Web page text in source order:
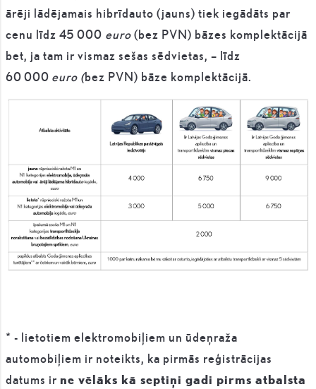
ārēji lādējamais hibrīdauto (jauns) tiek iegādāts par
cenu līdz 45 000 euro(bez PVN) bāzes komplektācijā
bet, ja tam ir vismaz sešas sēdvietas, – līdz
60 000 euro (bez PVN) bāze komplektācijā.
* - lietotiem elektromobiļiem un ūdeņraža
automobiļiem ir noteikts, ka pirmās reģistrācijas
datums ir ne vēlāks kā septiņi gadi pirms atbalsta